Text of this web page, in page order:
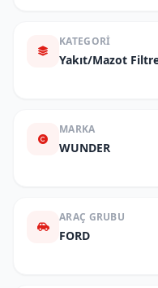
KATEGORI
Yakıt/Mazot
MARKA
WUNDER
ARAÇ GRUBU
FORD